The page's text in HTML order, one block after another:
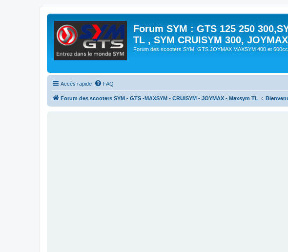
Forum SYM : GTS 125 250
TL , SYM CRUISYM 300,
Forum des scooters SYM, GTS JOYMAX MAXSYM 400 et
Accès rapide FAQ
Forum des scooters SYM - GTS -MAXSYM - CRUISYM - JOYMAX - Maxsym TL